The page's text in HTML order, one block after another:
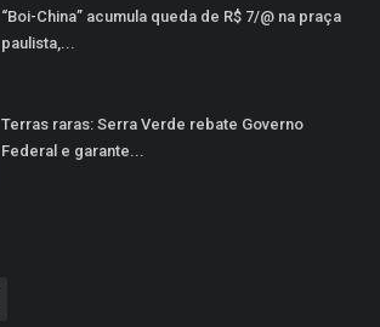
“Boi-China” acumula queda de R$ 7/@ na praça
paulista,...
Terras raras: Serra Verde rebate Governo
Federal e garante...